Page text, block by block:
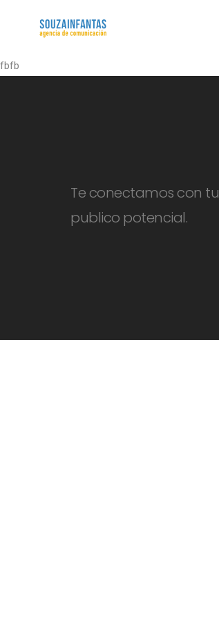
fbfb
Te conectamos con tu
publico potencial.